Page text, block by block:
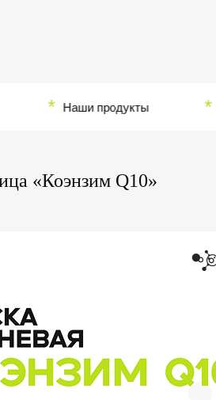
Наши продукты
«Коэнзим Q10»